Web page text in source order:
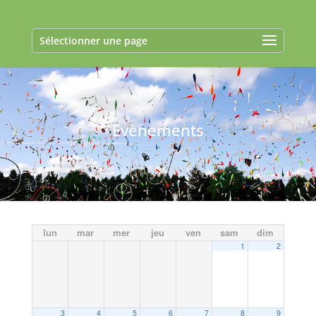
Sélectionner une page
Evènements
lun mar mer jeu ven sam dim
1 2
3 4 5 6 7 8 9